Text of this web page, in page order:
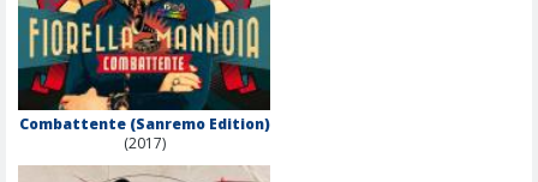
Combattente (Sanremo Edition)
(2017)